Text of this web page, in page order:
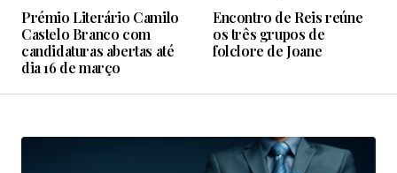
Prémio Literário Camilo
Castelo Branco com
candidaturas abertas até
dia 16 de março
Encontro de Reis reúne
os três grupos de
folclore de Joane